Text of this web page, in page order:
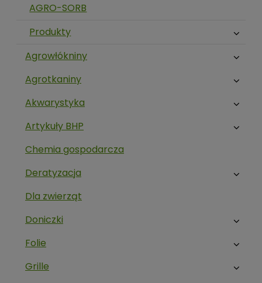
AGRO-SORB
Produkty
Agrowłókniny
Agrotkaniny
Akwarystyka
Artykuły BHP
Chemia gospodarcza
Deratyzacja
Dla zwierząt
Doniczki
Folie
Grille